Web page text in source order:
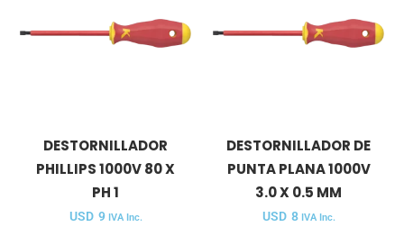
DESTORNILLADOR
PHILLIPS 1000V 80 X
PH 1
USD 9 IVA Inc.
DESTORNILLADOR DE
PUNTA PLANA 1000V
3.0 X 0.5 MM
USD 8 IVA Inc.